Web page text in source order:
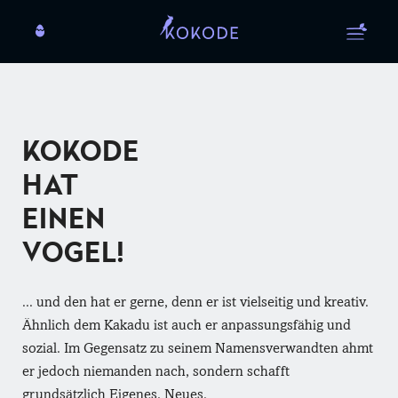
KOKODE
HAT
EINEN
VOGEL!
... und den hat er gerne, denn er ist vielseitig und kreativ.
Ähnlich dem Kakadu ist auch er anpassungsfähig und
sozial. Im Gegensatz zu seinem Namensverwandten ahmt
er jedoch niemanden nach, sondern schafft
grundsätzlich Eigenes, Neues.